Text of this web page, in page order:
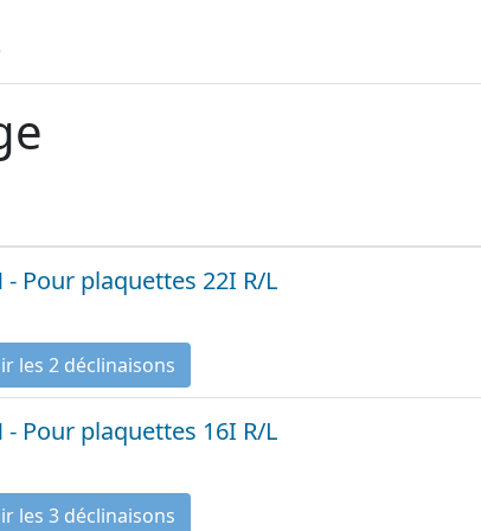
- Pour plaquettes 22I R/L
Voir les 2 déclinaisons
- Pour plaquettes 16I R/L
Voir les 3 déclinaisons